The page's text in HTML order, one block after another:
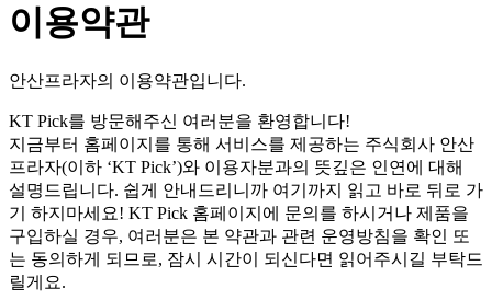
이용약관
안산프라자의 이용약관입니다.
KT Pick를 방문해주신 여러분을 환영합니다!
지금부터 홈페이지를 통해 서비스를 제공하는 주식회사 안산
프라자(이하 ‘KT Pick’)와 이용자분과의 뜻깊은 인연에 대해
설명드립니다. 쉽게 안내드리니까 여기까지 읽고 바로 뒤로 가
기 하지마세요! KT Pick 홈페이지에 문의를 하시거나 제품을
구입하실 경우, 여러분은 본 약관과 관련 운영방침을 확인 또
는 동의하게 되므로, 잠시 시간이 되신다면 읽어주시길 부탁드
릴게요.